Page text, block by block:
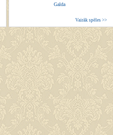
Galda
Vairāk spēles >>